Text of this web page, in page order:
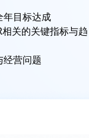
年目标达成
关的关键指标与趋
经营问题